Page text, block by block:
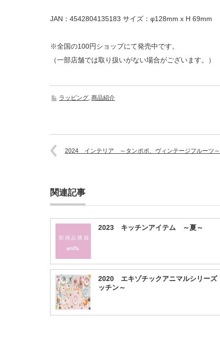
JAN：4542804135183 サイズ：φ128mm x H 69mm
※全国の100円ショップにて発売中です。
（一部店舗では取り扱いがない場合がございます。）
ラッピング, 商品紹介
2024 インテリア ～タンポポ、ヴィンテージフルーツ～
関連記事
2023 キッチンアイテム ～夏～
2020 エキゾチックアニマルシリー
ッチン～